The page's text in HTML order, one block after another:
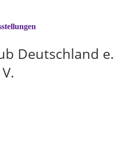
Deutschland e.
V.